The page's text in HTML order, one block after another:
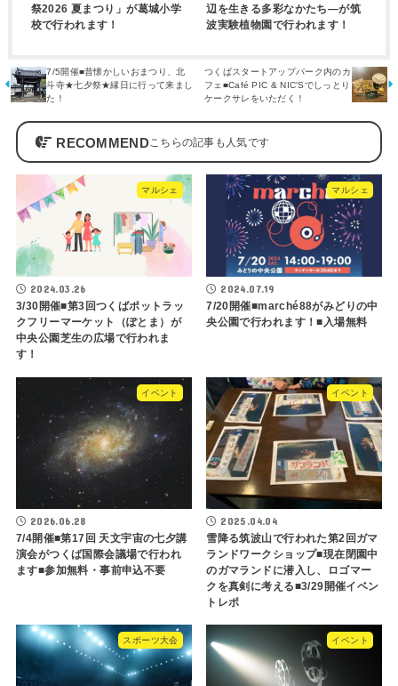
祭2026 夏まつり」が葛城小学
校で行われます！
辺を生きる多彩なかたち―が筑
波実験植物園で行われます！
7/5開催■昔懐かしいおまつり、北
斗寺★七夕祭★縁日に行って来まし
た！
つくばスタートアップパーク内のカ
フェ■Café PIC & NIC'Sでしっとり
ケークサレをいただく！
RECOMMEND
マルシェ
2024.03.26
3/30開催■第3回つくばポットラッ
クフリーマーケット（ぽとま）が
中央公園芝生の広場で行われま
す！
マルシェ
2024.07.19
7/20開催■marché88がみどりの中
央公園で行われます！■入場無料
イベント
2026.06.28
7/4開催■第17回 天文宇宙の七夕講
演会がつくば国際会議場で行われ
ます■参加無料・事前申込不要
イベント
2025.04.04
雪降る筑波山で行われた第2回ガマ
ランドワークショップ■現在閉園中
のガマランドに潜入し、ロゴマー
クを真剣に考える■3/29開催イベン
トレポ
スポーツ大会 イベント